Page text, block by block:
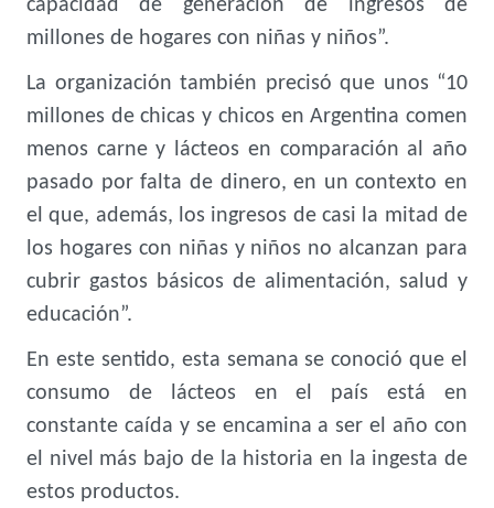
capacidad de generación de ingresos de
millones de hogares con niñas y niños”.
La organización también precisó que unos “10
millones de chicas y chicos en Argentina comen
menos carne y lácteos en comparación al año
pasado por falta de dinero, en un contexto en
el que, además, los ingresos de casi la mitad de
los hogares con niñas y niños no alcanzan para
cubrir gastos básicos de alimentación, salud y
educación”.
En este sentido, esta semana se conoció que el
consumo de lácteos en el país está en
constante caída y se encamina a serel año con
el nivel más bajo de la historia en la ingesta de
estos productos.